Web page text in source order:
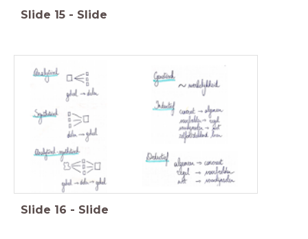
Slide 15 - Slide
Slide 16 - Slide